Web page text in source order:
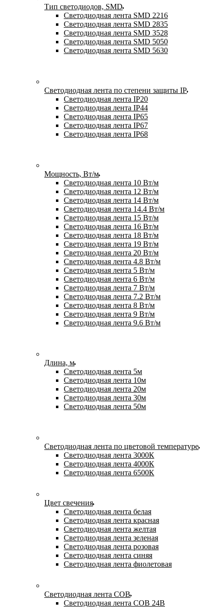
Тип светодиодов, SMD
Cветодиодная лента SMD 2216
Светодиодная лента SMD 2835
Светодиодная лента SMD 3528
Светодиодная лента SMD 5050
Светодиодная лента SMD 5630
Светодиодная лента по степени защиты IP
Светодиодная лента IP20
Светодиодная лента IP44
Светодиодная лента IP65
Светодиодная лента IP67
Светодиодная лента IP68
Мощность, Вт/м
Светодиодная лента 10 Вт/м
Светодиодная лента 12 Вт/м
Светодиодная лента 14 Вт/м
Светодиодная лента 14.4 Вт/м
Светодиодная лента 15 Вт/м
Светодиодная лента 16 Вт/м
Светодиодная лента 18 Вт/м
Светодиодная лента 19 Вт/м
Светодиодная лента 20 Вт/м
Светодиодная лента 4.8 Вт/м
Светодиодная лента 5 Вт/м
Светодиодная лента 6 Вт/м
Светодиодная лента 7 Вт/м
Светодиодная лента 7.2 Вт/м
Светодиодная лента 8 Вт/м
Светодиодная лента 9 Вт/м
Светодиодная лента 9.6 Вт/м
Длина, м
Светодиодная лента 5м
Светодиодная лента 10м
Светодиодная лента 20м
Светодиодная лента 30м
Светодиодная лента 50м
Светодиодная лента по цветовой температуре
Светодиодная лента 3000К
Светодиодная лента 4000К
Светодиодная лента 6500К
Цвет свечения
Светодиодная лента белая
Светодиодная лента красная
Светодиодная лента желтая
Светодиодная лента зеленая
Светодиодная лента розовая
Светодиодная лента синяя
Светодиодная лента фиолетовая
Светодиодная лента COB
Светодиодная лента COB 24В